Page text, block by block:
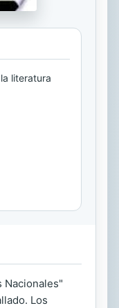
literatura
Nacionales"
Los